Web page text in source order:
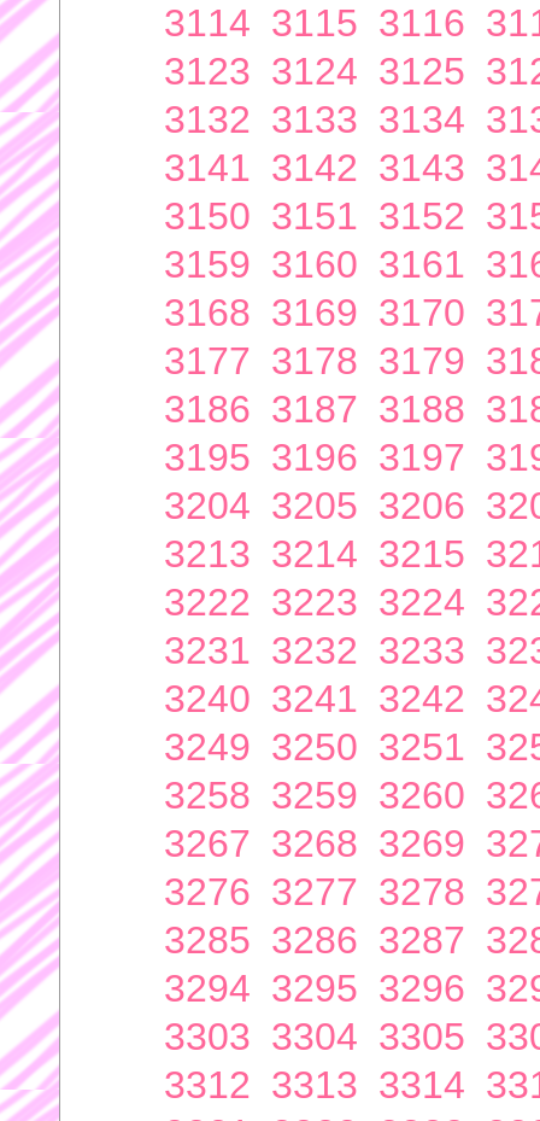
3114 3115 3116
3123 3124 3125
3132 3133 3134
3141 3142 3143
3150 3151 3152
3159 3160 3161
3168 3169 3170
3177 3178 3179
3186 3187 3188
3195 3196 3197
3204 3205 3206
3213 3214 3215
3222 3223 3224
3231 3232 3233
3240 3241 3242
3249 3250 3251
3258 3259 3260
3267 3268 3269
3276 3277 3278
3285 3286 3287
3294 3295 3296
3303 3304 3305
3312 3313 3314